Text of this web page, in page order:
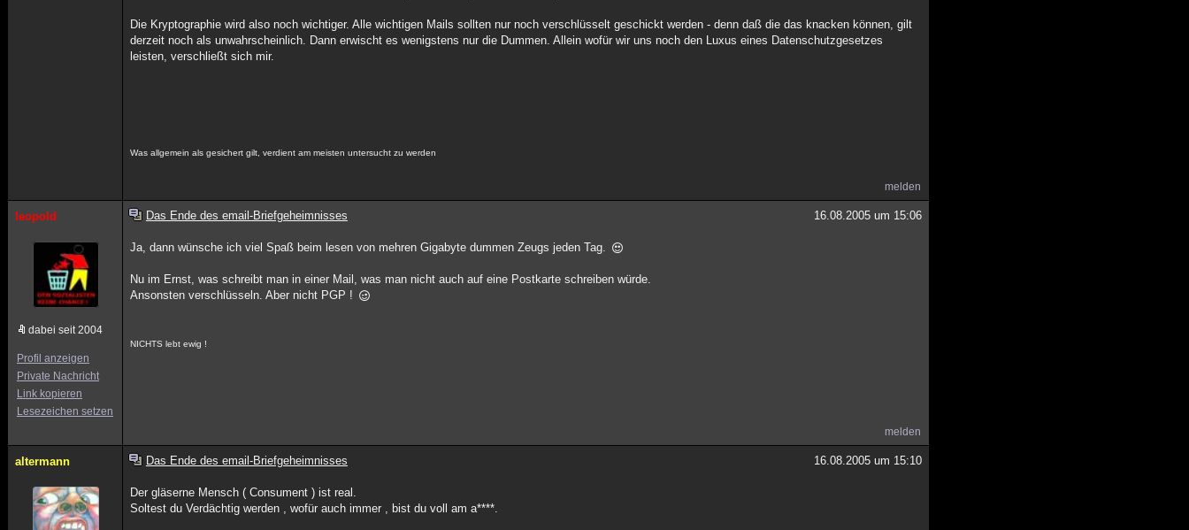
Die Kryptographie wird also noch wichtiger. Alle wichtigen Mails sollten nur noch verschlüsselt geschickt werden - denn daß die das knacken können, gilt
derzeit noch als unwahrscheinlich. Dann erwischt es wenigstens nur die Dummen. Allein wofür wir uns noch den Luxus eines Datenschutzgesetzes
leisten, verschließt sich mir.
Was allgemein als gesichert gilt, verdient am meisten untersucht zu werden
melden
leopold
dabei seit 2004
Profil anzeigen
Private Nachricht
Link kopieren
Lesezeichen setzen
Das Ende des email-Briefgeheimnisses 16.08.2005 um 15:06
Ja, dann wünsche ich viel Spaß beim lesen von mehren Gigabyte dummen Zeugs jeden Tag.
Nu im Ernst, was schreibt man in einer Mail, was man nicht auch auf eine Postkarte schreiben würde.
Ansonsten verschlüsseln. Aber nicht PGP !
NICHTS lebt ewig !
melden
altermann Das Ende des email-Briefgeheimnisses 16.08.2005 um 15:10
Der gläserne Mensch ( Consument ) ist real.
Soltest du Verdächtig werden , wofür auch immer , bist du voll am a****.